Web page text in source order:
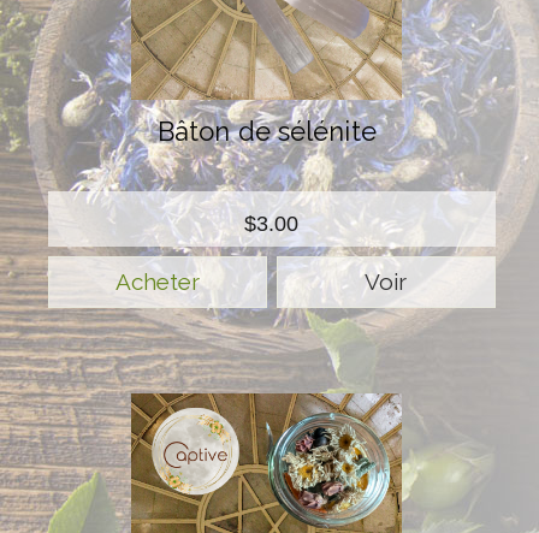
Bâton de sélénite
$3.00
Voir